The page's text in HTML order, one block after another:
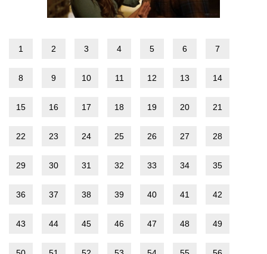
1 2 3 4 5 6 7
8 9 10 11 12 13 14
15 16 17 18 19 20 21
22 23 24 25 26 27 28
29 30 31 32 33 34 35
36 37 38 39 40 41 42
43 44 45 46 47 48 49